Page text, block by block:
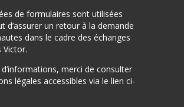
de formulaires sont utilisées
d’assurer un retour à la demande
dans le cadre des échanges
Victor.
merci de consulter
légales accessibles via le lien ci-